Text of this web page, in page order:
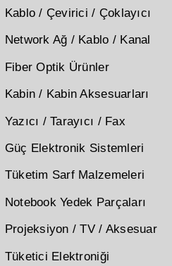
Kablo / Çevirici / Çoklayıcı
Network Ağ / Kablo / Kanal
Fiber Optik Ürünler
Kabin / Kabin Aksesuarları
Yazıcı / Tarayıcı / Fax
Güç Elektronik Sistemleri
Tüketim Sarf Malzemeleri
Notebook Yedek Parçaları
Projeksiyon / TV / Aksesuar
Tüketici Elektroniği